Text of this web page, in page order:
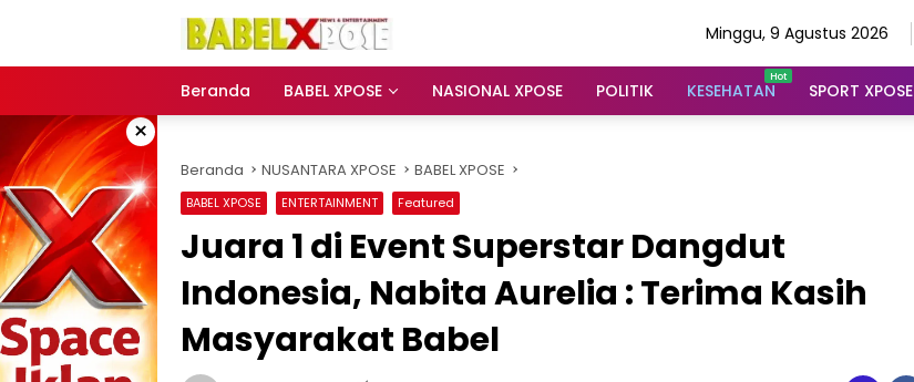
Minggu, 9 Agustus 2026
Beranda BABEL XPOSE NASIONAL XPOSE POLITIK KESEHATAN SPORT XPOSE
×
Beranda NUSANTARA XPOSE BABEL XPOSE
BABEL XPOSE ENTERTAINMENT Featured
Juara 1 di Event Superstar Dangdut
Indonesia, Nabita Aurelia : Terima Kasih
Masyarakat Babel